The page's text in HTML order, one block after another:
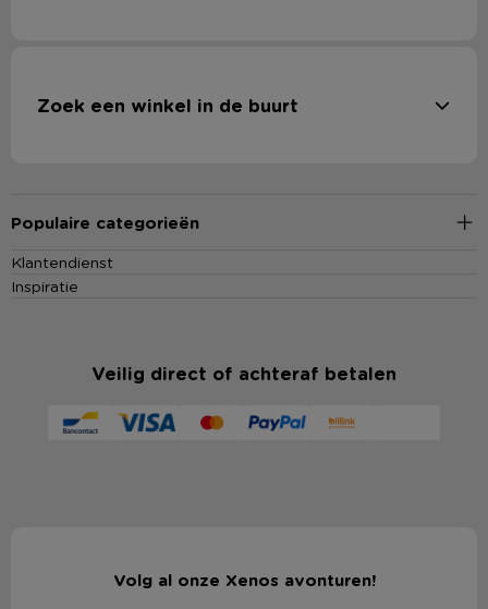
Zoek een winkel in de buurt
Populaire categorieën
Klantendienst
Inspiratie
Veilig direct of achteraf betalen
Volg al onze Xenos avonturen!